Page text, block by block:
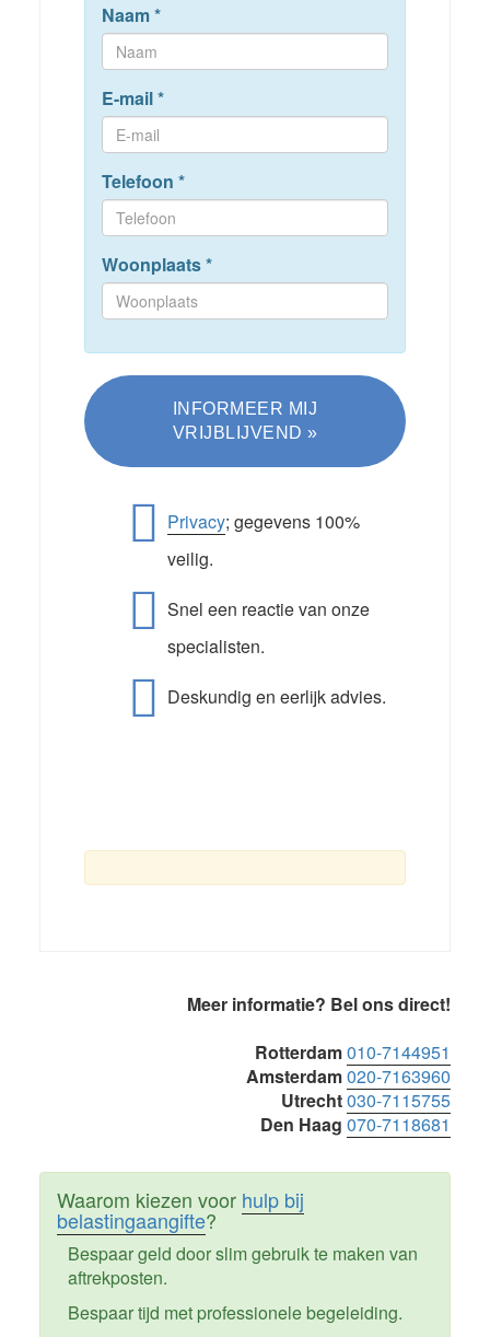
Naam*
E-mail*
Telefoon *
Woonplaats*
Privacy; gegevens 100%
veilig.
Snel een reactie van onze
specialisten.
Deskundig en eerlijk advies.
Meer informatie? Bel ons direct!
Rotterdam010-7144951
Amsterdam020-7163960
Utrecht030-7115755
Den Haag 070-7118681
Waarom kiezen voor hulp bij
belastingaangifte?
Bespaar geld door slim gebruik te maken van
aftrekposten.
Bespaar tijd met professionele begeleiding.